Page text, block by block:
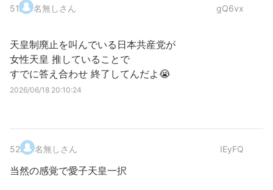
51. 名無しさん gQ6vx
天皇制廃止を叫んでいる日本共産党が
女性天皇 推していることで
すでに答え合わせ 終了してんだよ😭
2026/06/18 20:10:24
52. 名無しさん IEyFQ
当然の感覚で愛子天皇一択